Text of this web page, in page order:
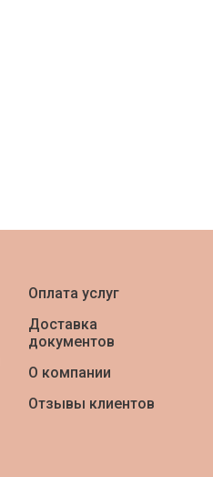
Оплата услуг
Доставка
документов
О компании
Отзывы клиентов